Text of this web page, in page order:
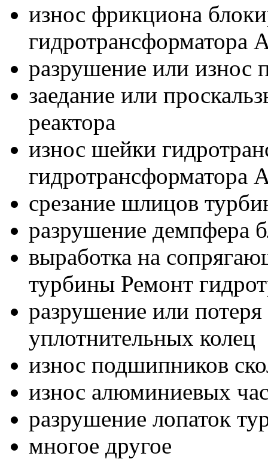
износ фрикциона
гидротрансформатора
разрушение или износ
заедание или
реактора
износ шейки
гидротрансформатора
срезание шлицов
разрушение демпфера
выработка на
турбины Ремонт
разрушение или
уплотнительных колец
износ подшипников
износ алюминиевых
разрушение лопаток
многое другое